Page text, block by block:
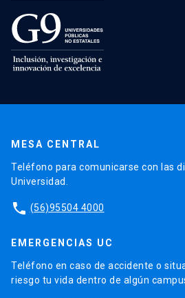
MESA CENTRAL
Teléfono para comunicarse con las
Universidad.
phone (56)95504 4000
EMERGENCIAS UC
Teléfono en caso de accidente o
riesgo tu vida dentro de algún